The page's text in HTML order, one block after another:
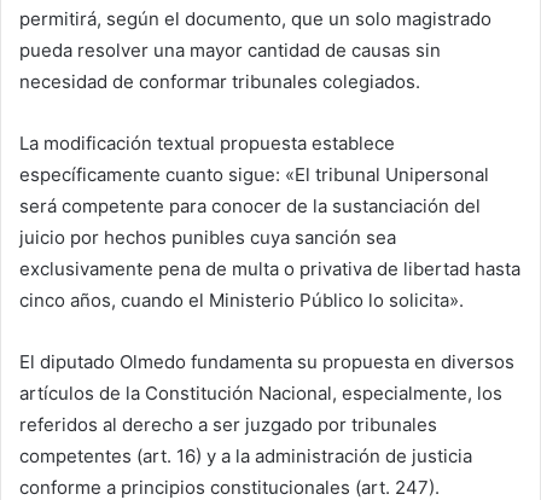
permitirá, según el documento, que un solo magistrado
pueda resolver una mayor cantidad de causas sin
necesidad de conformar tribunales colegiados.
La modificación textual propuesta establece
específicamente cuanto sigue: «El tribunal Unipersonal
será competente para conocer de la sustanciación del
juicio por hechos punibles cuya sanción sea
exclusivamente pena de multa o privativa de libertad hasta
cinco años, cuando el Ministerio Público lo solicita».
El diputado Olmedo fundamenta su propuesta en diversos
artículos de la Constitución Nacional, especialmente, los
referidos al derecho a ser juzgado por tribunales
competentes (art. 16) y a la administración de justicia
conforme a principios constitucionales (art. 247).